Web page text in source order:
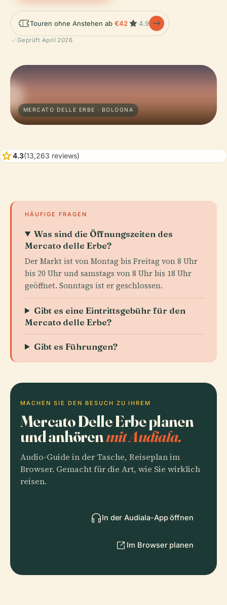
Touren ohne Anstehen ab €42 4.9
Geprüft April 2026
MERCATO DELLE ERBE · BOLOGNA
star4.3(13,263 reviews)
HÄUFIGE FRAGEN
Was sind die Öffnungszeiten des
Mercato delle Erbe?
Der Markt ist von Montag bis Freitag von 8 Uhr
bis 20 Uhr und samstags von 8 Uhr bis 18 Uhr
geöffnet. Sonntags ist er geschlossen.
Gibt es eine Eintrittsgebühr für den
Mercato delle Erbe?
Gibt es Führungen?
MACHEN SIE DEN BESUCH ZU IHREM
Mercato Delle Erbe planen
und anhörenmit Audiala.
Audio-Guide in der Tasche, Reiseplan im
Browser. Gemacht für die Art, wie Sie wirklich
reisen.
In der Audiala-App öffnen
Im Browser planen